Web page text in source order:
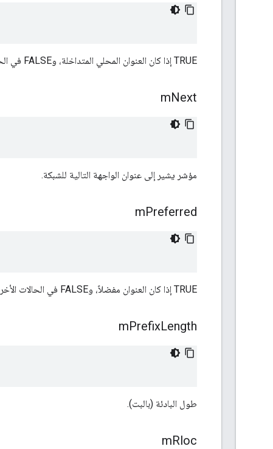
TRUE إذا كان العنوان المحلي المتداخلة، وFALSE في الحالات الأخرى.
mNext
مؤشر يشير إلى عنوان الواجهة التالية للشبكة.
mPreferred
TRUE إذا كان العنوان مفضلاً، وFALSE في الحالات الأخرى.
mPrefixLength
طول البادئة (بالبت).
mRloc